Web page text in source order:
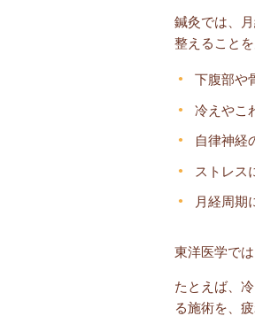
鍼灸では、
整えることを
下腹部や
冷えやこ
自律神経
ストレス
月経周期
東洋医学で
たとえば、
る施術を、